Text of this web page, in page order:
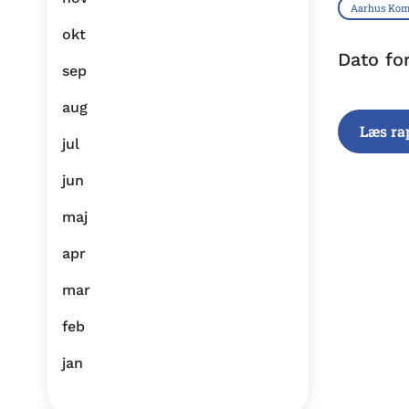
okt
sep
aug
jul
jun
maj
apr
mar
feb
jan
Aarhus
Dato
Læs